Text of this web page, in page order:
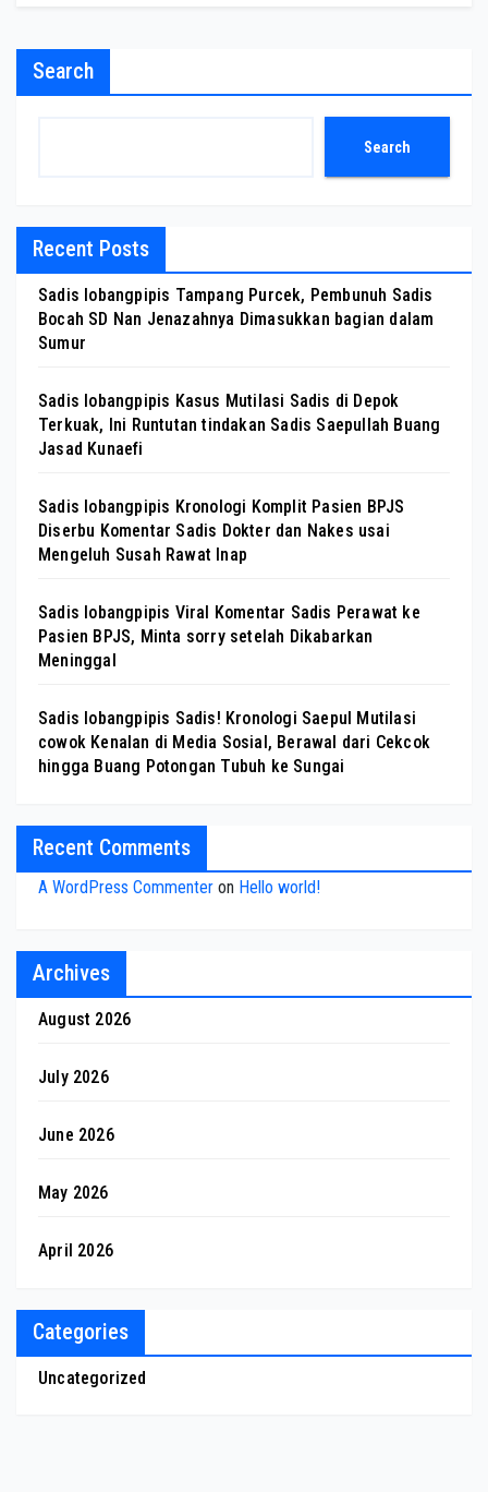
Search
Search
Recent Posts
Sadis lobangpipis Tampang Purcek, Pembunuh Sadis
Bocah SD Nan Jenazahnya Dimasukkan bagian dalam
Sumur
Sadis lobangpipis Kasus Mutilasi Sadis di Depok
Terkuak, Ini Runtutan tindakan Sadis Saepullah Buang
Jasad Kunaefi
Sadis lobangpipis Kronologi Komplit Pasien BPJS
Diserbu Komentar Sadis Dokter dan Nakes usai
Mengeluh Susah Rawat Inap
Sadis lobangpipis Viral Komentar Sadis Perawat ke
Pasien BPJS, Minta sorry setelah Dikabarkan
Meninggal
Sadis lobangpipis Sadis! Kronologi Saepul Mutilasi
cowok Kenalan di Media Sosial, Berawal dari Cekcok
hingga Buang Potongan Tubuh ke Sungai
Recent Comments
A WordPress Commenter on Hello world!
Archives
August 2026
July 2026
June 2026
May 2026
April 2026
Categories
Uncategorized